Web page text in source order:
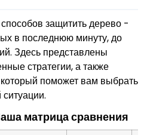
защитить дерево -
в последнюю минуту, до
Здесь представлены
стратегии, а также
поможет вам выбрать
матрица сравнения